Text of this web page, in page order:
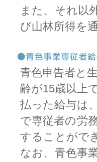
また、それ以
び山林所得を
青色申告者と
齢が15歳以上
払った給与は
で専従者の労
することがで
なお、青色事